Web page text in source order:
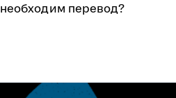
необходим перевод?